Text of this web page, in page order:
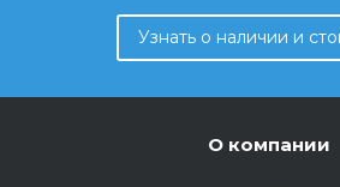
Узнать о наличии и
О компании